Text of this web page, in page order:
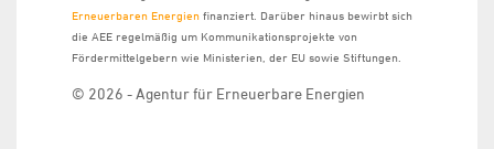
Erneuerbaren Energien finanziert. Darüber hinaus bewirbt sich
die AEE regelmäßig um Kommunikationsprojekte von
Fördermittelgebern wie Ministerien, der EU sowie Stiftungen.
© 2026 - Agentur für Erneuerbare Energien